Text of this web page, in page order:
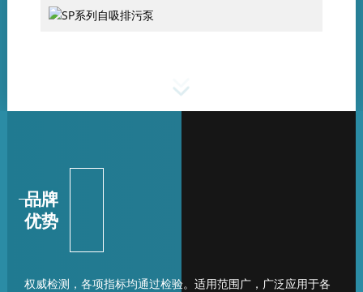
品牌
优势
权威检测，各项指标均通过检验。适用范围广，广泛应用于各